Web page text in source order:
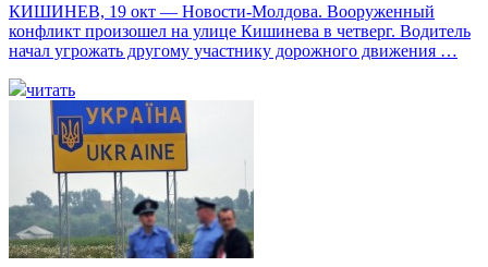
КИШИНЕВ, 19 окт — Новости-Молдова. Вооруженный
конфликт произошел на улице Кишинева в четверг. Водитель
начал угрожать другому участнику дорожного движения …
читать